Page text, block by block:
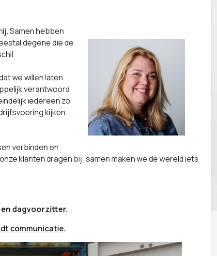
Samen hebben
degene die de
we willen laten
verantwoord
iedereen zo
kijken
verbinden en
klanten dragen bij: samen maken we de wereld iets
dagvoorzitter.
communicatie.